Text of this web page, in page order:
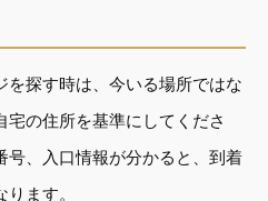
を探す時は、今いる場所ではな
宅の住所を基準にしてくださ
号、入口情報が分かると、到着
ます。